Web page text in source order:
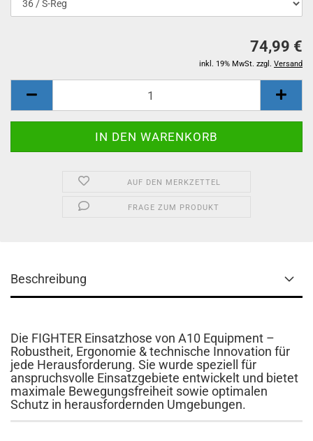
74,99 €
inkl. 19% MwSt. zzgl. Versand
AUF DEN MERKZETTEL
FRAGE ZUM PRODUKT
Beschreibung
Die FIGHTER Einsatzhose von A10 Equipment –
Robustheit, Ergonomie & technische Innovation für
jede Herausforderung. Sie wurde speziell für
anspruchsvolle Einsatzgebiete entwickelt und bietet
maximale Bewegungsfreiheit sowie optimalen
Schutz in herausfordernden Umgebungen.